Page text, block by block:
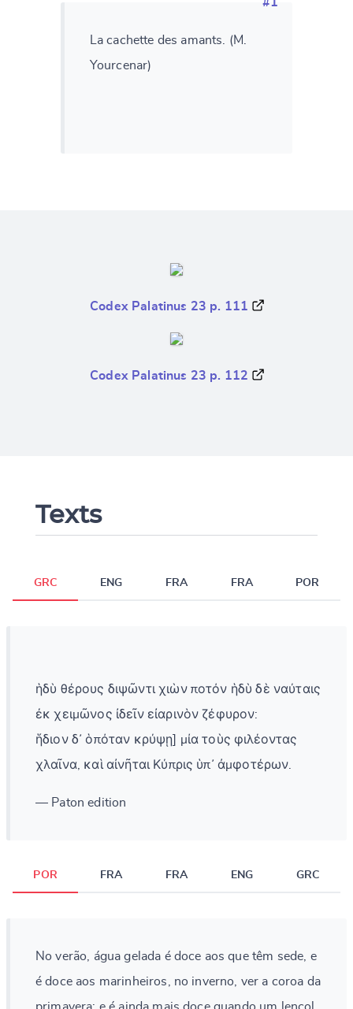
La cachette des amants. (M.
Yourcenar)
Codex Palatinus 23 p. 111
Codex Palatinus 23 p. 112
Texts
GRC ENG FRA FRA POR
ἡδὺ θέρους διψῶντι χιὼν ποτόν ἡδὺ δὲ ναύταις
ἐκ χειμῶνος ἰδεῖν εἰαρινὸν ζέφυρον:
ἥδιον δ᾽ ὁπόταν κρύψῃ] μία τοὺς φιλέοντας
χλαῖνα, καὶ αἰνῆται Κύπρις ὑπ᾽ ἀμφοτέρων.
— Paton edition
POR FRA FRA ENG GRC
No verão, água gelada é doce aos que têm sede, e
é doce aos marinheiros, no inverno, ver a coroa da
primavera; e é ainda mais doce quando um lençol